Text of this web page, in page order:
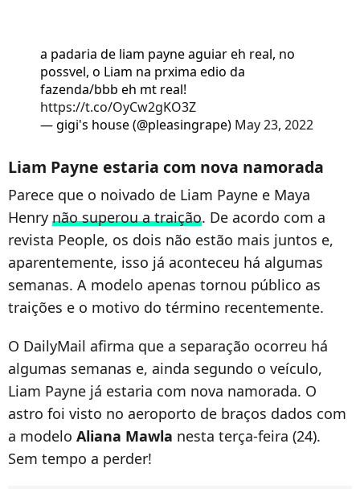
a padaria de liam payne aguiar eh real, no
possvel, o Liam na prxima edio da
fazenda/bbb eh mt real!
https://t.co/OyCw2gKO3Z
— gigi's house (@pleasingrape) May 23, 2022
Liam Payne estaria com nova namorada
Parece que o noivado de Liam Payne e Maya
Henry não superou a traição. De acordo com a
revista People, os dois não estão mais juntos e,
aparentemente, isso já aconteceu há algumas
semanas. A modelo apenas tornou público as
traições e o motivo do término recentemente.
O DailyMail afirma que a separação ocorreu há
algumas semanas e, ainda segundo o veículo,
Liam Payne já estaria com nova namorada. O
astro foi visto no aeroporto de braços dados com
a modelo Aliana Mawla nesta terça-feira (24).
Sem tempo a perder!